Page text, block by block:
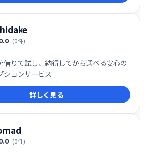
0.0 (0件)
借りて試し、納得してから選べる安心の
ションサービス
詳しく見る
0.0 (0件)